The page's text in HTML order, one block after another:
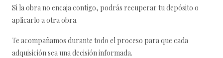
Si la obra no encaja contigo, podrás recuperar tu depósito o
aplicarlo a otra obra.
Te acompañamos durante todo el proceso para que cada
adquisición sea una decisión informada.